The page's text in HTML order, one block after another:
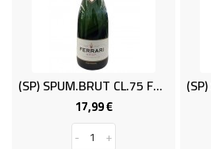
(SP) SPUM.BRUT CL.75 FERRARI
17,99 €Prezzo
-
+